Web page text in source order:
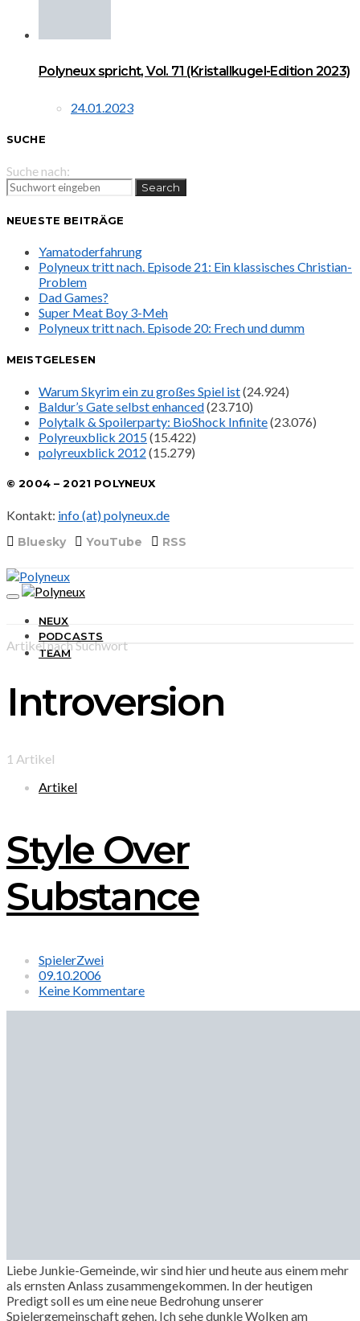
Polyneux spricht, Vol. 71 (Kristallkugel-Edition 2023)
24.01.2023
SUCHE
Suche nach:
Search
NEUESTE BEITRÄGE
Yamatoderfahrung
Polyneux tritt nach. Episode 21: Ein klassisches Christian-
Problem
Dad Games?
Super Meat Boy 3-Meh
Polyneux tritt nach. Episode 20: Frech und dumm
MEISTGELESEN
Warum Skyrim ein zu großes Spiel ist(24.924)
Baldur’s Gate selbst enhanced(23.710)
Polytalk & Spoilerparty: BioShock Infinite(23.076)
Polyreuxblick 2015(15.422)
polyreuxblick 2012 (15.279)
© 2004 – 2021 POLYNEUX
Kontakt: info (at) polyneux.de
Bluesky YouTube RSS
NEUX
PODCASTS
TEAM
Artikel nach Suchwort
Introversion
1 Artikel
Artikel
Style Over
Substance
SpielerZwei
09.10.2006
Keine Kommentare
Liebe Junkie-Gemeinde, wir sind hier und heute aus einem mehr
als ernsten Anlass zusammengekommen. In der heutigen
Predigt soll es um eine neue Bedrohung unserer
Spielergemeinschaft gehen. Ich sehe dunkle Wolken am